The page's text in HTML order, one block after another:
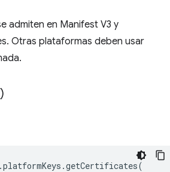
admiten en Manifest V3 y
Otras plataformas deben usar
)
.platformKeys .getCertificates(